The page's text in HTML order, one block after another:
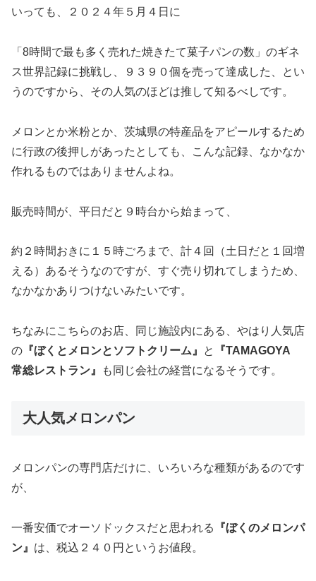
いっても、２０２４年５月４日に
「8時間で最も多く売れた焼きたて菓子パンの数」のギネ
ス世界記録に挑戦し、９３９０個を売って達成した、とい
うのですから、その人気のほどは推して知るべしです。
メロンとか米粉とか、茨城県の特産品をアピールするため
に行政の後押しがあったとしても、こんな記録、なかなか
作れるものではありませんよね。
販売時間が、平日だと９時台から始まって、
約２時間おきに１５時ごろまで、計４回（土日だと１回増
える）あるそうなのですが、すぐ売り切れてしまうため、
なかなかありつけないみたいです。
ちなみにこちらのお店、同じ施設内にある、やはり人気店
の 『ぼくとメロンとソフトクリーム』 と
『TAMAGOYA
常総レストラン』
も同じ会社の経営になるそうです。
大人気メロンパン
メロンパンの専門店だけに、いろいろな種類があるのです
が、
一番安価でオーソドックスだと思われる
『ぼくのメロンパ
ン』 は、税込２４０円というお値段。